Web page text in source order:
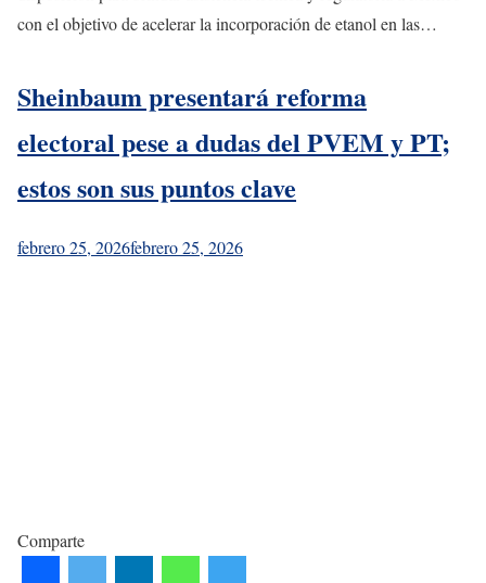
con el objetivo de acelerar la incorporación de etanol en las…
Sheinbaum presentará reforma
electoral pese a dudas del PVEM y PT;
estos son sus puntos clave
febrero 25, 2026febrero 25, 2026
Comparte